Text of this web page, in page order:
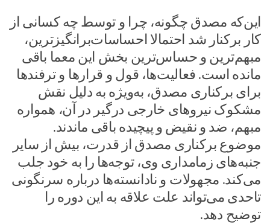
این‌که مصدق چگونه، چرا و توسط چه کسانی از
کار برکنار شد احتمالا احساسات‌برانگیزترین،
مبهم‌ترین و حساس‌ترین بخش این معما باقی
مانده است. فعالیت‌ها، قول و قرارها و ترفندها
برای برکناری مصدق، به‌ویژه به دلیل نقش
مشکوک نیروهای خارجی درگیر در آن، همواره
مبهم، ضد و نقیض و پیچیده باقی ماندند.
موضوع برکناری مصدق از قدرت، بیش از سایر
جنبه‌های زمامداری وی، توجه‌ها را به خود جلب
می‌کند. مجهولات و نادانسته‌ها درباره سرنگونی
تاحدی می‌تواند علت علاقه به این دوره را
توضیح دهد.